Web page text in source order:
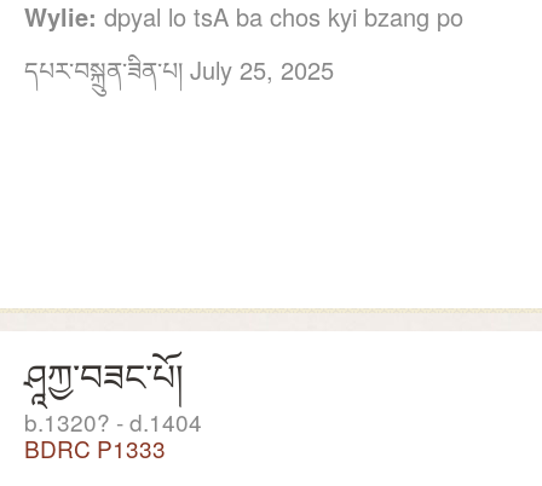
Wylie: dpyal lo tsA ba chos kyi bzang po
དཔར་བསྐྲུན་ཟིན་པ། July 25, 2025
ཤཱཀྱ་བཟང་པོ།
b.1320? - d.1404
BDRC P1333